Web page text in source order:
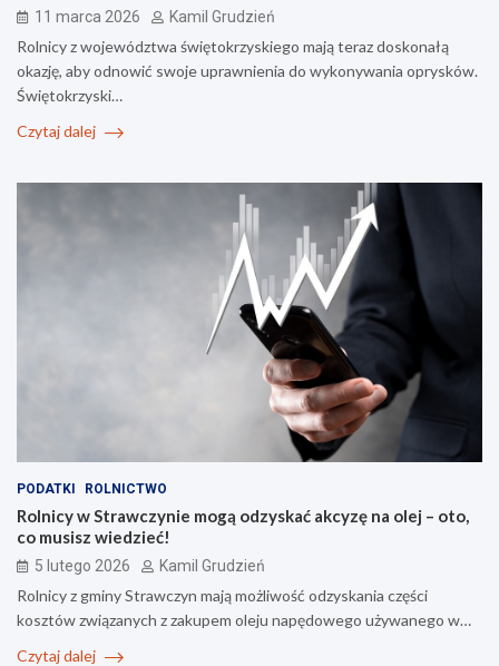
11 marca 2026 Kamil Grudzień
Rolnicy z województwa świętokrzyskiego mają teraz doskonałą
okazję, aby odnowić swoje uprawnienia do wykonywania oprysków.
Świętokrzyski…
Czytaj dalej
PODATKI ROLNICTWO
Rolnicy w Strawczynie mogą odzyskać akcyzę na olej – oto,
co musisz wiedzieć!
5 lutego 2026 Kamil Grudzień
Rolnicy z gminy Strawczyn mają możliwość odzyskania części
kosztów związanych z zakupem oleju napędowego używanego w…
Czytaj dalej